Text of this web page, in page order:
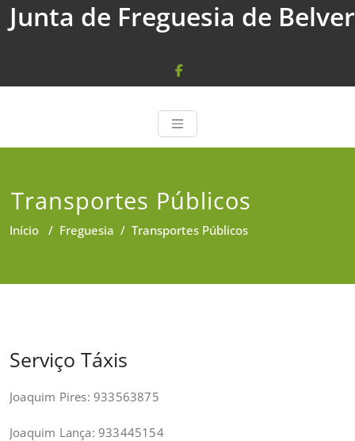
Skip
toJunta de Freguesia de Belver
Transportes Públicos
Início / Freguesia / Transportes Públicos
Serviço Táxis
Joaquim Pires: 933563875
Joaquim Lança: 933445154